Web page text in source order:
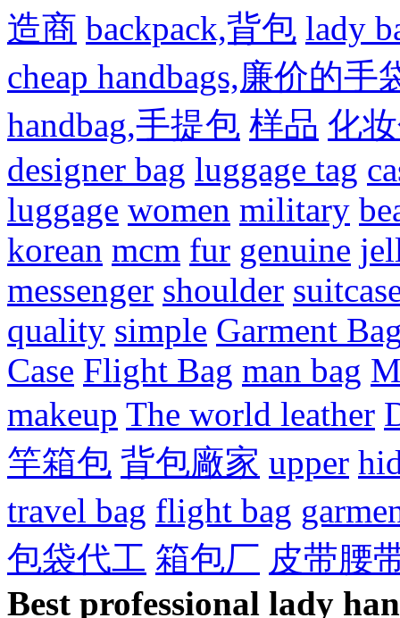
造商 backpack,背包 lady
cheap handbags,廉价的手
handbag,手提包 样品 化
designer bag luggage tag
luggage women military
korean mcm fur genuine
messenger shoulder
quality simple Garment
Case Flight Bag man bag
makeup The world leather
竿箱包 背包廠家 upper
travel bag flight bag
包袋代工 箱包厂 皮带腰
Best professional lady